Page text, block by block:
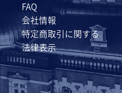
FAQ
会社情報
特定商取引に関する
法律表示